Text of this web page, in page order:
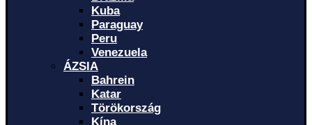
Kuba
Paraguay
Peru
Venezuela
ÁZSIA
Bahrein
Katar
Törökország
Kína